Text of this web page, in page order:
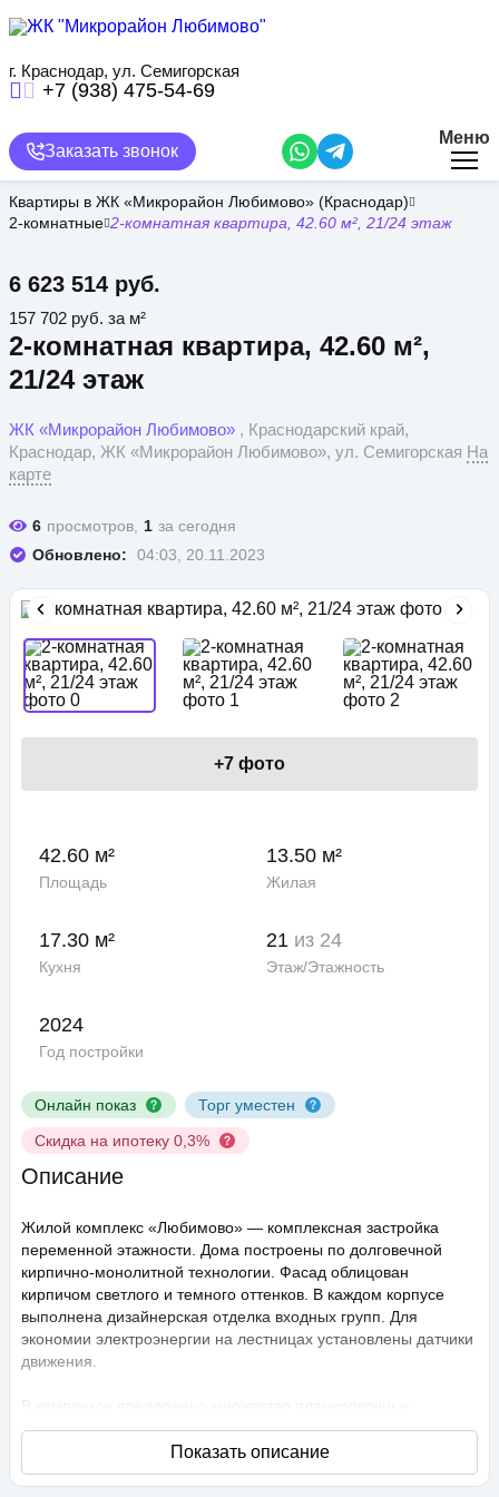
содержанию
г. Краснодар, ул. Семигорская
+7 (938) 475-54-69
Заказать звонок
Меню
Квартиры в ЖК «Микрорайон Любимово» (Краснодар)
2-комнатные 2-комнатная квартира, 42.60 м², 21/24 этаж
2-комнатная квартира, 42.60 м²,
21/24 этаж
6 623 514 руб.
ЖК «Микрорайон Любимово» , Краснодарский край,
Краснодар, ЖК «Микрорайон Любимово», ул. Семигорская На
карте
157 702 руб. за м²
6 просмотров, 1 за сегодня
Обновлено:
04:03, 20.11.2023
Онлайн показ
Торг уместен
Скидка на ипотеку 0,3%
+7 фото
42.60 м²
Площадь
13.50 м²
Жилая
17.30 м²
Кухня
21 из 24
Этаж/Этажность
2024
Год постройки
Описание
Жилой комплекс «Любимово» — комплексная застройка
переменной этажности. Дома построены по долговечной
кирпично-монолитной технологии. Фасад облицован
кирпичом светлого и темного оттенков. В каждом корпусе
выполнена дизайнерская отделка входных групп. Для
экономии электроэнергии на лестницах установлены датчики
движения.
В комплексе предложено множество планировочных
решений: в наличии квартиры, как классического типа, так и
европланировки. Они сдаются с подчистовой отделкой,
высота потолков составляет 2,75 метра. В квартирах